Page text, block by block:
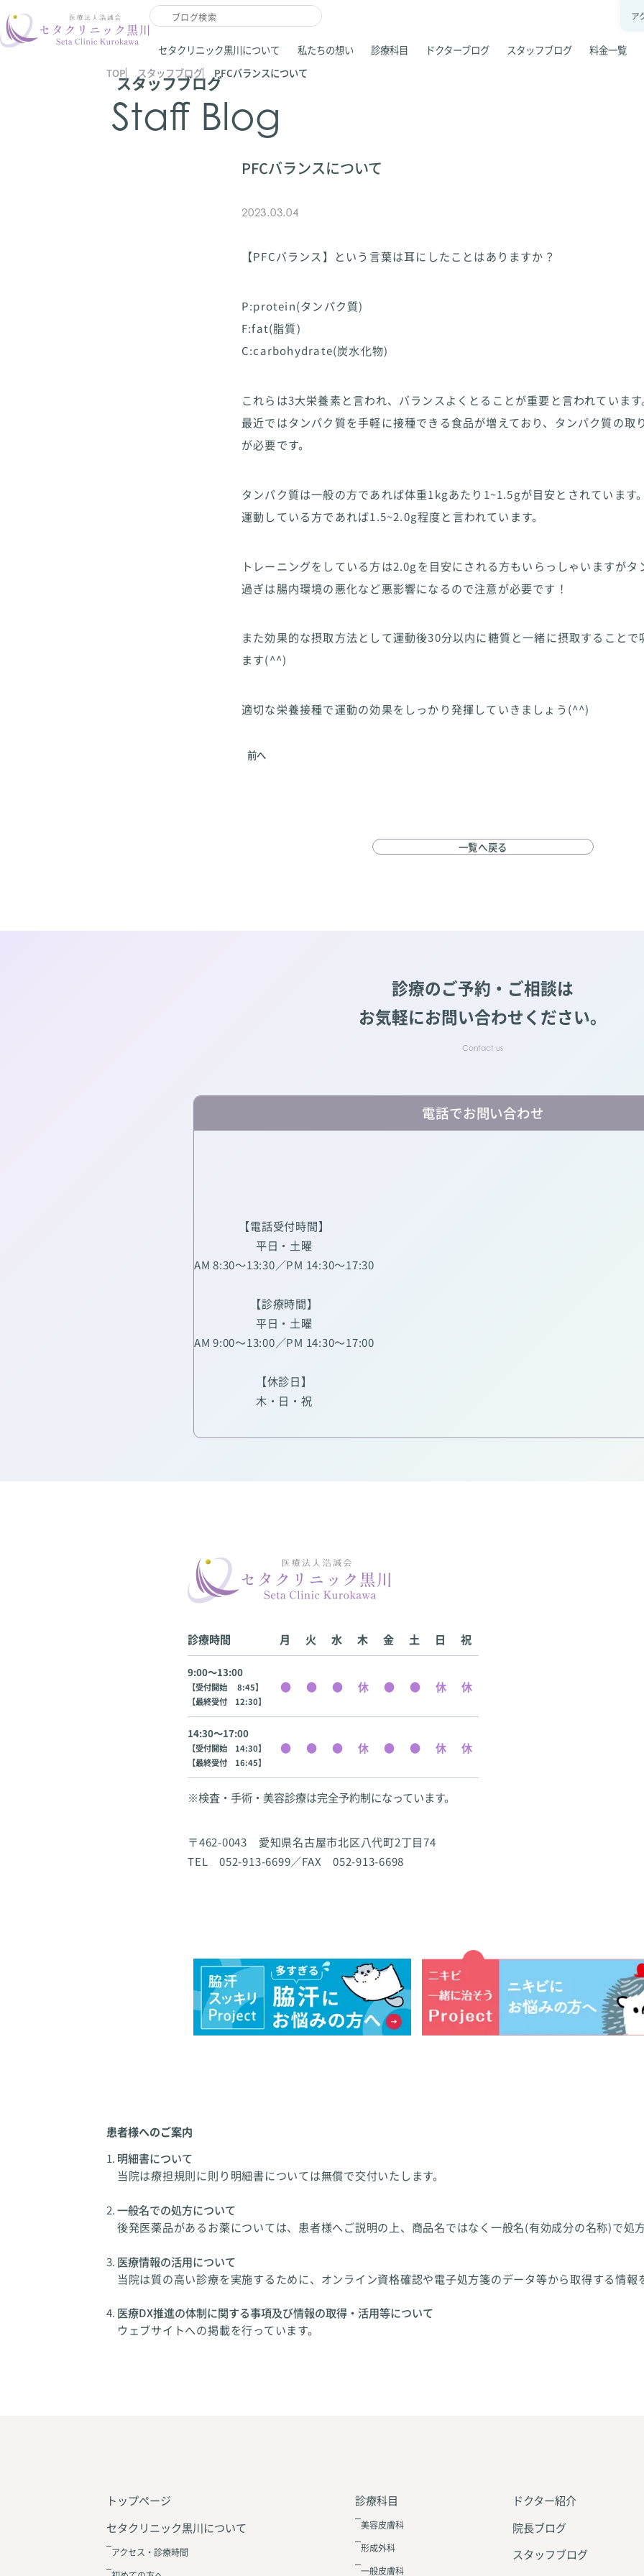
ア
セタクリニック黒川について 私たちの想い 診療科目 ドクターブログ スタッフブログ 料金一覧
スタッフブログ
Staff Blog
TOP スタッフブログ PFCバランスについて
PFCバランスについて
2023.03.04
【PFCバランス】という言葉は耳にしたことはありますか？
P:protein(タンパク質)
F:fat(脂質)
C:carbohydrate(炭水化物)
これらは3大栄養素と言われ、バランスよくとることが重要と言われていま
最近ではタンパク質を手軽に接種できる食品が増えており、タンパク質の取
が必要です。
タンパク質は一般の方であれば体重1kgあたり1~1.5gが目安とされています
運動している方であれば1.5~2.0g程度と言われています。
トレーニングをしている方は2.0gを目安にされる方もいらっしゃいますがタ
過ぎは腸内環境の悪化など悪影響になるので注意が必要です！
また効果的な摂取方法として運動後30分以内に糖質と一緒に摂取することで
ます(^^)
適切な栄養接種で運動の効果をしっかり発揮していきましょう(^^)
前へ
一覧へ戻る
診療のご予約・ご相談は
お気軽にお問い合わせください。
電話でお問い合わせ
【電話受付時間】
平日・土曜
AM 8:30～13:30／PM 14:30～17:30
【診療時間】
平日・土曜
AM 9:00～13:00／PM 14:30～17:00
【休診日】
木・日・祝
診療時間 月 火 水 木 金 土 日 祝
9:00〜13:00
【受付開始 8:45】
【最終受付 12:30】
14:30〜17:00
【受付開始 14:30】
【最終受付 16:45】
※検査・手術・美容診療は完全予約制になっています。
〒462-0043 愛知県名古屋市北区八代町2丁目74
TEL 052-913-6699／FAX 052-913-6698
患者様へのご案内
明細書について
当院は療担規則に則り明細書については無償で交付いたします。
一般名での処方について
後発医薬品があるお薬については、患者様へご説明の上、商品名ではなく一般名(有効成分の名称)で処
医療情報の活用について
当院は質の高い診療を実施するために、オンライン資格確認や電子処方箋のデータ等から取得する情報
医療DX推進の体制に関する事項及び情報の取得・活用等について
ウェブサイトへの掲載を行っています。
トップページ
セタクリニック黒川について
アクセス・診療時間
診療科目
美容皮膚科
形成外科
一般皮膚科
ドクター紹介
院長ブログ
スタッフブログ